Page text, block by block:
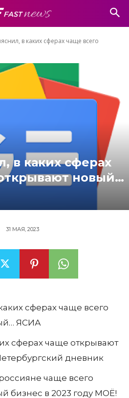
в каких сферах чаще всего
в каких сферах
новый…
31 МАЯ, 2023
сферах чаще всего
ЯСИА
сферах чаще открывают
дневник
чаще всего
бизнес в 2023 году МОЁ!